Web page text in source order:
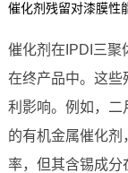
催化剂残留对漆膜性
催化剂在IPDI三聚
在终产品中。这些
利影响。例如，
的有机金属催化
率，但其含锡成分